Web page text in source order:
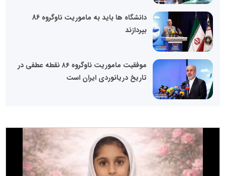
دانشگاه ها باید به ماموریت ناوگروه 86
بپردازند
موفقیت ماموریت ناوگروه ۸۶ نقطه عطفی در
تاریخ دریانوردی ایران است